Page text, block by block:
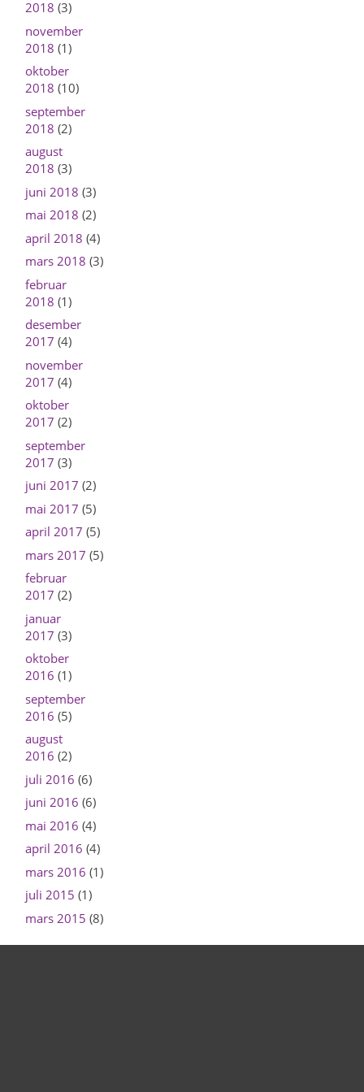
2018 (3)
november
2018 (1)
oktober
2018 (10)
september
2018 (2)
august
2018 (3)
juni 2018 (3)
mai 2018 (2)
april 2018 (4)
mars 2018 (3)
februar
2018 (1)
desember
2017 (4)
november
2017 (4)
oktober
2017 (2)
september
2017 (3)
juni 2017 (2)
mai 2017 (5)
april 2017 (5)
mars 2017 (5)
februar
2017 (2)
januar
2017 (3)
oktober
2016 (1)
september
2016 (5)
august
2016 (2)
juli 2016 (6)
juni 2016 (6)
mai 2016 (4)
april 2016 (4)
mars 2016 (1)
juli 2015 (1)
mars 2015 (8)